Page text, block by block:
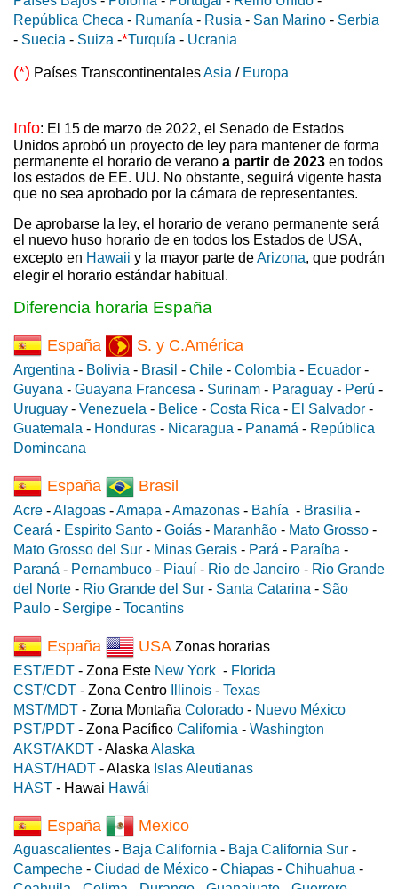
República Checa - Rumanía - Rusia - San Marino - Serbia
- Suecia - Suiza -*Turquía - Ucrania
(*) Países TranscontinentalesAsia / Europa
Info: El 15 de marzo de 2022, el Senado de Estados
Unidos aprobó un proyecto de ley para mantener de forma
permanente el horario de verano a partir de 2023 en todos
los estados de EE. UU. No obstante, seguirá vigente hasta
que no sea aprobado por la cámara de representantes.
De aprobarse la ley, el horario de verano permanente será
el nuevo huso horario de en todos los Estados de USA,
excepto en Hawaii y la mayor parte deArizona, que podrán
elegir el horario estándar habitual.
Diferencia horaria España
España S. y C.América
Argentina - Bolivia - Brasil - Chile - Colombia - Ecuador -
Guyana - Guayana Francesa - Surinam - Paraguay - Perú -
Uruguay - Venezuela - Belice - Costa Rica - El Salvador -
Guatemala - Honduras - Nicaragua - Panamá - República
Domincana
España Brasil
Acre -Alagoas -Amapa -Amazonas - Bahía - Brasilia -
Ceará - Espirito Santo - Goiás - Maranhão - Mato Grosso -
Mato Grosso del Sur - Minas Gerais - Pará - Paraíba -
Paraná - Pernambuco - Piauí - Rio de Janeiro - Rio Grande
del Norte - Rio Grande del Sur - Santa Catarina - São
Paulo - Sergipe - Tocantins
España USA Zonas horarias
EST/EDT - Zona Este New York - Florida
CST/CDT - Zona Centro Illinois - Texas
MST/MDT - Zona Montaña Colorado - Nuevo México
PST/PDT - Zona Pacífico California - Washington
AKST/AKDT - Alaska Alaska
HAST/HADT - Alaska Islas Aleutianas
HAST - Hawai Hawái
España Mexico
Aguascalientes - Baja California - Baja California Sur -
Campeche - Ciudad de México - Chiapas - Chihuahua -